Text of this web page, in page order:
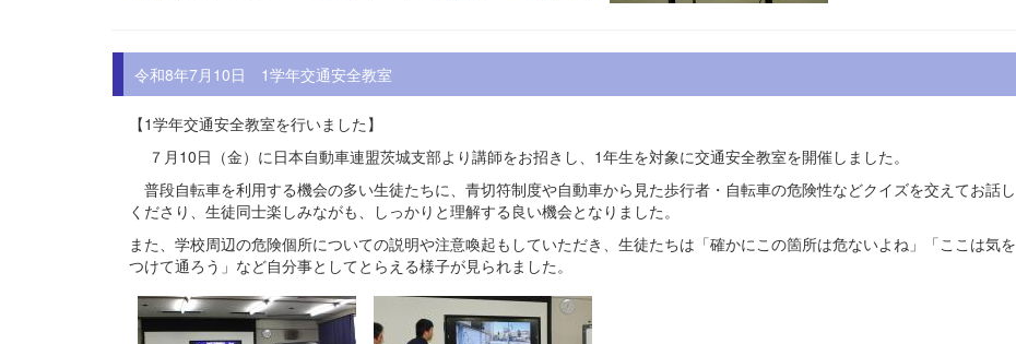
令和8年7月10日 1学年交通安全教室
【1学年交通安全教室を行いました】
７月10日（金）に日本自動車連盟茨城支部より講師をお招きし、1年生を対象に交通安全教室を開催しました。
普段自転車を利用する機会の多い生徒たちに、青切符制度や自動車から見た歩行者・自転車の危険性などクイズを交えてお話し
くださり、生徒同士楽しみながも、しっかりと理解する良い機会となりました。
また、学校周辺の危険個所についての説明や注意喚起もしていただき、生徒たちは「確かにこの箇所は危ないよね」「ここは気を
つけて通ろう」など自分事としてとらえる様子が見られました。